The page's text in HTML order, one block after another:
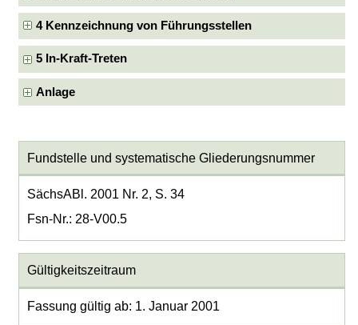
4 Kennzeichnung von Führungsstellen
5 In-Kraft-Treten
Anlage
Fundstelle und systematische Gliederungsnummer
SächsABl. 2001 Nr. 2, S. 34
Fsn-Nr.: 28-V00.5
Gültigkeitszeitraum
Fassung gültig ab: 1. Januar 2001